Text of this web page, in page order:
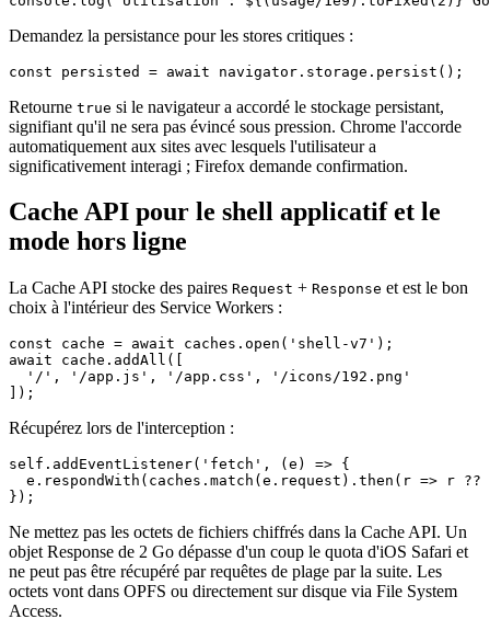
Demandez la persistance pour les stores critiques :
Retourne true si le navigateur a accordé le stockage persistant,
signifiant qu'il ne sera pas évincé sous pression. Chrome l'accorde
automatiquement aux sites avec lesquels l'utilisateur a
significativement interagi ; Firefox demande confirmation.
Cache API pour le shell applicatif et le
mode hors ligne
La Cache API stocke des paires Request + Response et est le bon
choix à l'intérieur des Service Workers :
const cache = await caches.open('shell-v7');
await cache.addAll([
  '/', '/app.js', '/app.css', '/icons/192.png'
Récupérez lors de l'interception :
self.addEventListener('fetch', (e) => {
e.respondWith(caches.match(e.request).then(r => r ??
Ne mettez pas les octets de fichiers chiffrés dans la Cache API. Un
objet Response de 2 Go dépasse d'un coup le quota d'iOS Safari et
ne peut pas être récupéré par requêtes de plage par la suite. Les
octets vont dans OPFS ou directement sur disque via File System
Access.